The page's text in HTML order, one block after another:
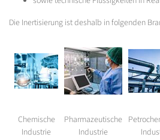
Die Inertisierung ist deshalb in folgenden
Chemische
Industrie
Pharmazeutische
Industrie